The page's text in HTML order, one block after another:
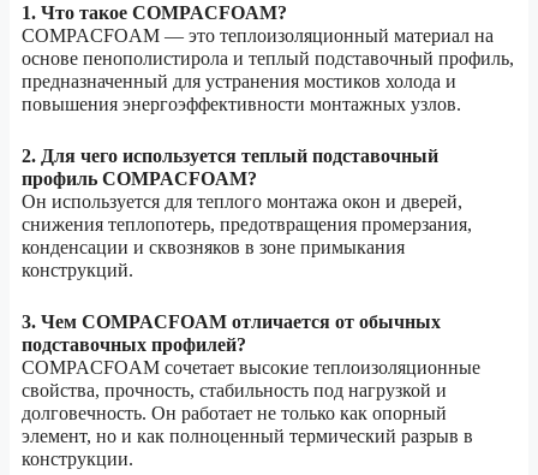
1. Что такое COMPACFOAM?
COMPACFOAM — это теплоизоляционный материал на
основе пенополистирола и теплый подставочный профиль,
предназначенный для устранения мостиков холода и
повышения энергоэффективности монтажных узлов.
2. Для чего используется теплый подставочный
профиль COMPACFOAM?
Он используется для теплого монтажа окон и дверей,
снижения теплопотерь, предотвращения промерзания,
конденсации и сквозняков в зоне примыкания
конструкций.
3. Чем COMPACFOAM отличается от обычных
подставочных профилей?
COMPACFOAM сочетает высокие теплоизоляционные
свойства, прочность, стабильность под нагрузкой и
долговечность. Он работает не только как опорный
элемент, но и как полноценный термический разрыв в
конструкции.